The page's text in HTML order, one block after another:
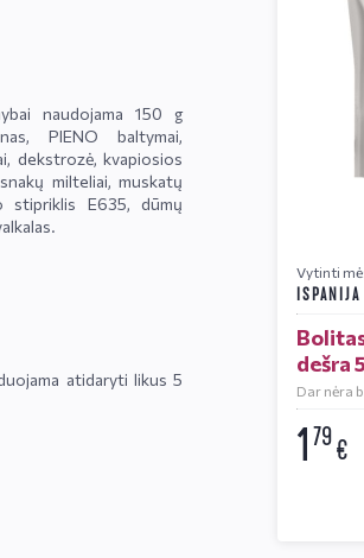
naudojama 150 g
PIENO baltymai,
dekstrozė, kvapiosios
milteliai, muskatų
stipriklis E635, dūmų
atidaryti likus 5
Vytinti
ISPANIJA
dešra
Dar nėra
179€